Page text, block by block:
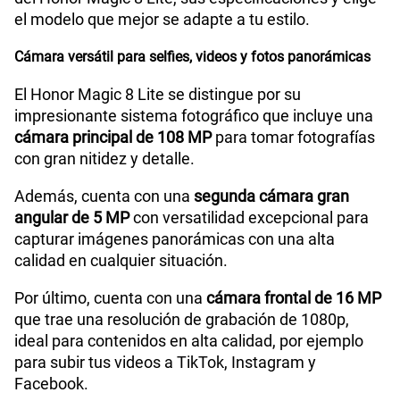
Cámara de fotos Frontal
Radio FM
Capacidad Memoria Externa
Capacidad Memoria Interna 512 GB
Capacidad Memoria RAM 8GB + HONOR RAM Turbo 8GB
GPS
el modelo que mejor se adapte a tu estilo.
Cámara versátil para selfies, videos y fotos panorámicas
El Honor Magic 8 Lite se distingue por su
impresionante sistema fotográfico que incluye una
cámara principal de 108 MPpara tomar fotografías
con gran nitidez y detalle.
Además, cuenta con una segunda cámara gran
angular de 5 MPcon versatilidad excepcional para
capturar imágenes panorámicas con una alta
calidad en cualquier situación.
Por último, cuenta con una cámara frontal de 16 MP
que trae una resolución de grabación de 1080p,
ideal para contenidos en alta calidad, por ejemplo
para subir tus videos a TikTok, Instagram y
Facebook.